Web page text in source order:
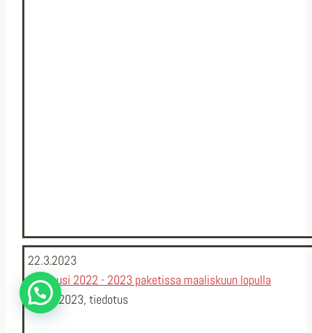
22.3.2023
Pelikausi 2022 - 2023 paketissa maaliskuun lopulla
2022 ,2023, tiedotus